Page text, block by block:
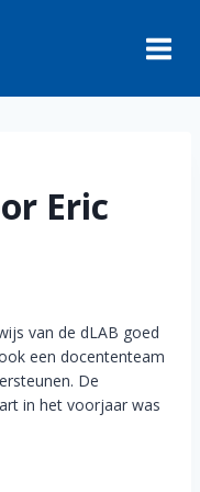
Eric
van de dLAB goed
een docententeam
De
in het voorjaar was